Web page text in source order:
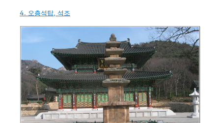
4. 오층석탑, 석조